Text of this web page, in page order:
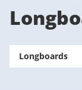
France
Longboards